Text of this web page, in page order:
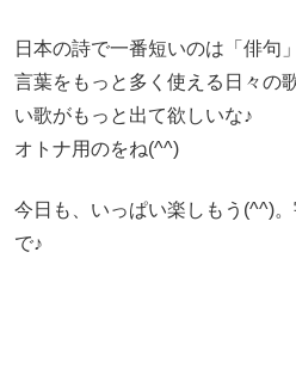
日本の詩で一番短いのは「俳句
言葉をもっと多く使える日々の
い歌がもっと出て欲しいな♪
オトナ用のをね(^^)
今日も、いっぱい楽しもう(^^)
で♪